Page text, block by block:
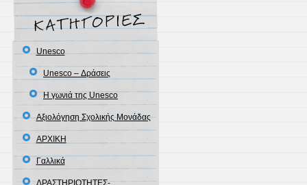
Unesco
Unesco – Δράσεις
Η γωνιά της Unesco
Αξιολόγηση Σχολικής Μονάδας
ΑΡΧΙΚΗ
Γαλλικά
ΔΡΑΣΤΗΡΙΟΤΗΤΕΣ-